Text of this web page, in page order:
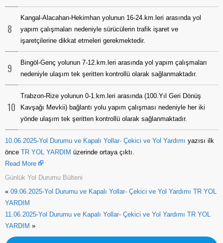
8
Kangal-Alacahan-Hekimhan yolunun 16-24.km.leri arasında yol
yapım çalışmaları nedeniyle sürücülerin trafik işaret ve
işaretçilerine dikkat etmeleri gerekmektedir.
9
Bingöl-Genç yolunun 7-12.km.leri arasında yol yapım çalışmaları
nedeniyle ulaşım tek şeritten kontrollü olarak sağlanmaktadır.
10
Trabzon-Rize yolunun 0-1.km.leri arasında (100.Yıl Geri Dönüş
Kavşağı Mevkii) bağlantı yolu yapım çalışması nedeniyle her iki
yönde ulaşım tek şeritten kontrollü olarak sağlanmaktadır.
10.06.2025-Yol Durumu ve Kapalı Yollar- Çekici ve Yol Yardımı yazısı ilk
önce TR YOL YARDIM üzerinde ortaya çıktı.
Read More
Günlük Yol Durumu Bülteni
« 09.06.2025-Yol Durumu ve Kapalı Yollar- Çekici ve Yol Yardımı TR YOL
YARDIM
11.06.2025-Yol Durumu ve Kapalı Yollar- Çekici ve Yol Yardımı TR YOL
YARDIM »